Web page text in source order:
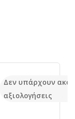
Δεν υπάρχουν
αξιολογήσεις